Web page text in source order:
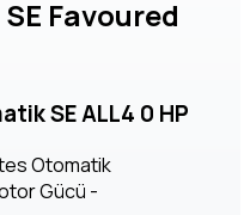
Favoured
SE ALL4 0 HP
Otomatik
Gücü -